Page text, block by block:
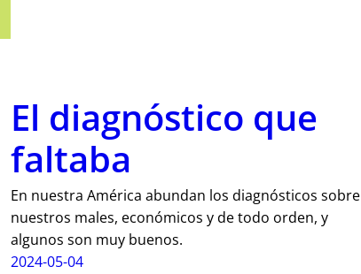
El diagnóstico que
faltaba
En nuestra América abundan los diagnósticos sobre
nuestros males, económicos y de todo orden, y
algunos son muy buenos.
2024-05-04